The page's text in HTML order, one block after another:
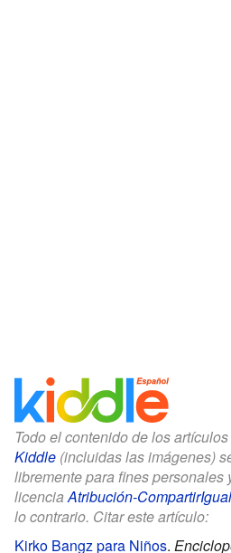
Todo el contenido de los
Kiddle (incluidas las imágenes)
libremente para fines personales
licenciaAtribución-CompartirIgual
lo contrario. Citar este artículo:
Kirko Bangz para Niños.